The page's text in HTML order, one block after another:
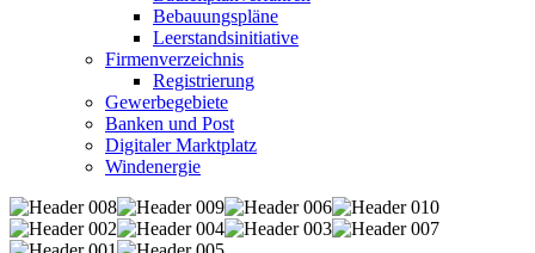
Bebauungspläne
Leerstandsinitiative
Firmenverzeichnis
Registrierung
Gewerbegebiete
Banken und Post
Digitaler Marktplatz
Windenergie